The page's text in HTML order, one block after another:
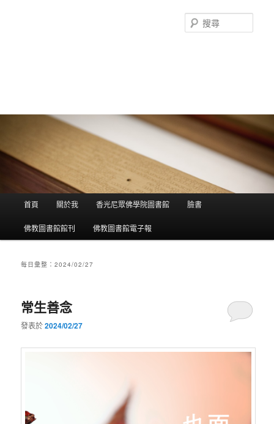
尋
跳到主內容
跳到第二內容
首頁 關於我 香光尼眾佛學院圖書館 臉書
佛教圖書館館刊 佛教圖書館電子報
每日彙整：2024/02/27
常生善念
發表於2024/02/27